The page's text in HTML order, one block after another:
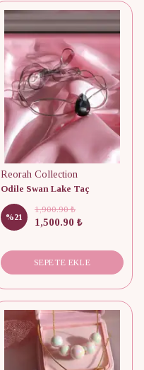
Reorah Collection
Odile Swan Lake Taç
%21
1,900.90 ₺
1,500.90 ₺
SEPETE EKLE